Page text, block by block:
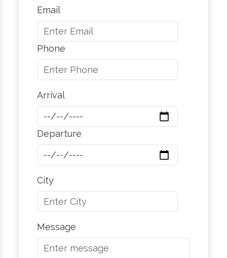
Email
Phone
Arrival
Departure
City
Message